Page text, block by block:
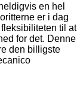
en hel
er i dag
til at
for det. Denne
den billigste